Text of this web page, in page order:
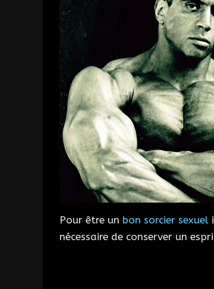
Pour être un bon sorcier sexuel
nécessaire de conserver un